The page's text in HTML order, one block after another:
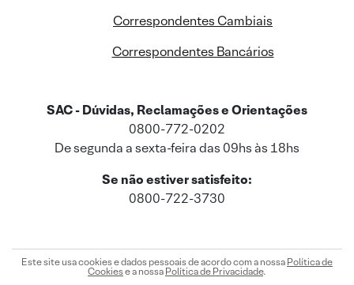
Correspondentes Cambiais
Correspondentes Bancários
SAC - Dúvidas, Reclamações e Orientações
0800-772-0202
De segunda a sexta-feira das 09hs às 18hs
Se não estiver satisfeito:
0800-722-3730
Este site usa cookies e dados pessoais de acordo com a nossa Política de
Cookiese a nossa Política de Privacidade.